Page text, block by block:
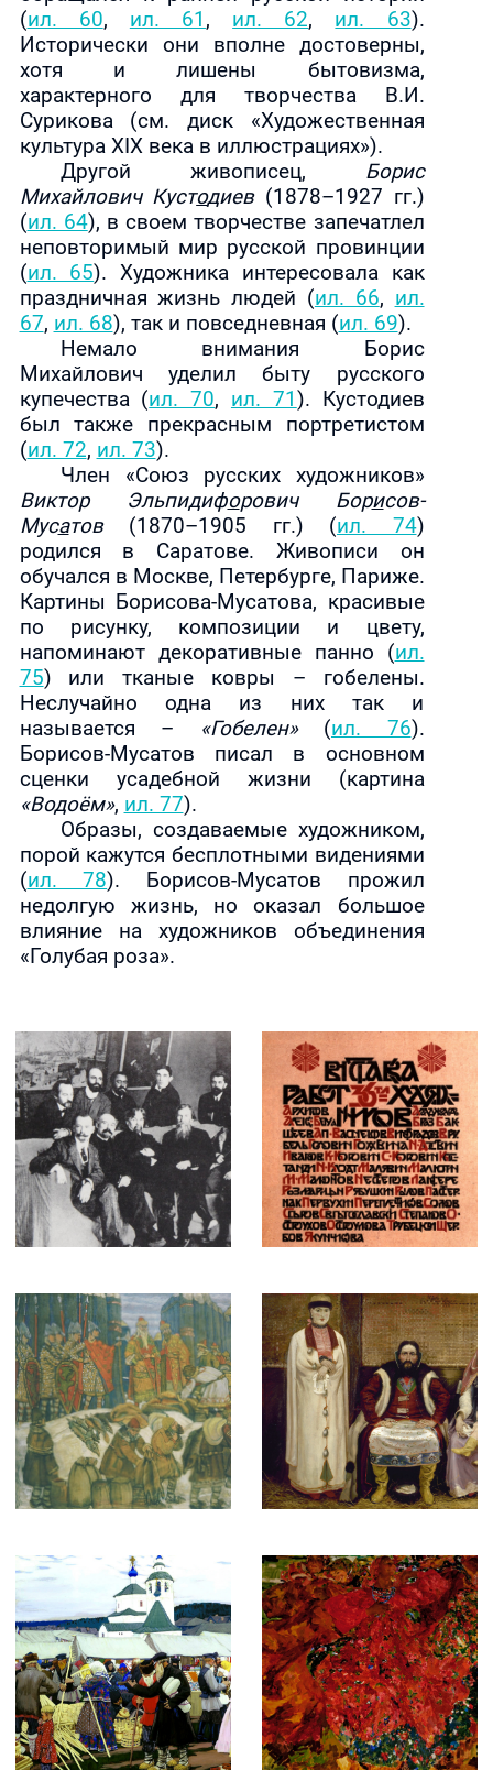
(ил. 60, ил. 61 , ил. 62, ил. 63).
Исторически они вполне достоверны,
хотя и лишены бытовизма,
характерного для творчества В.И.
Сурикова (см. диск «Художественная
культура XIXвека в иллюстрациях»).
Другой живописец, Борис
Михайлович Кустодиев (1878–1927 гг.)
(ил. 64), в своем творчестве запечатлел
неповторимый мир русской провинции
(ил. 65). Художника интересовала как
праздничная жизнь людей (ил. 66, ил.
67, ил. 68), так и повседневная (ил. 69).
Немало внимания Борис
Михайлович уделил быту русского
купечества (ил. 70, ил. 71). Кустодиев
был также прекрасным портретистом
(ил. 72, ил. 73).
Член «Союз русских художников»
Виктор Эльпидифорович Борисов-
Мусатов (1870–1905 гг.) (ил. 74)
родился в Саратове. Живописи он
обучался в Москве, Петербурге, Париже.
Картины Борисова-Мусатова, красивые
по рисунку, композиции и цвету,
напоминают декоративные панно (ил.
75) или тканые ковры – гобелены.
Неслучайно одна из них так и
называется –
«Гобелен» (ил. 76).
Борисов-Мусатов писал в основном
сценки усадебной жизни (картина
«Водоём», ил. 77).
Образы, создаваемые художником,
порой кажутся бесплотными видениями
(ил. 78). Борисов-Мусатов прожил
недолгую жизнь, но оказал большое
влияние на художников объединения
«Голубая роза».